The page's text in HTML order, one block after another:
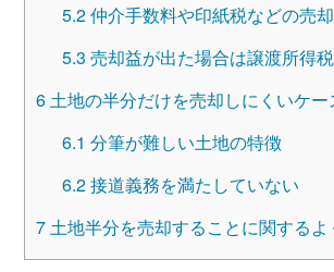
5.2仲介手数料や印紙税などの売
5.3 売却益が出た場合は譲渡所得
6土地の半分だけを売却しにくいケー
6.1 分筆が難しい土地の特徴
6.2接道義務を満たしていない
7土地半分を売却することに関するよ